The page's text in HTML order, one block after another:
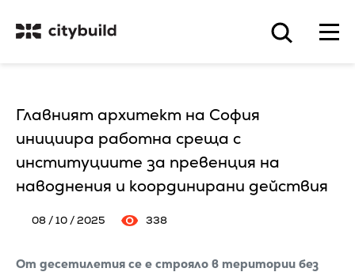
Главният архитект на София
инициира работна среща с
институциите за превенция на
наводнения и координирани действия
08 / 10 / 2025 338
От десетилетия се е строяло в територии без